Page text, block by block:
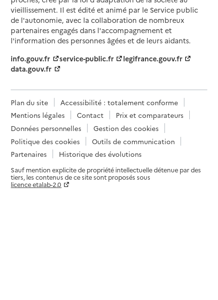
vieillissement. Il est édité et animé par le Service public
de l'autonomie, avec la collaboration de nombreux
partenaires engagés dans l'accompagnement et
l'information des personnes âgées et de leurs aidants.
info.gouv.fr
service-public.fr
legifrance.gouv.fr
data.gouv.fr
Plan du site
Accessibilité : totalement conforme
Mentions légales
Contact
Prix et comparateurs
Données personnelles
Gestion des cookies
Politique des cookies
Outils de communication
Partenaires
Historique des évolutions
Sauf mention explicite de propriété intellectuelle détenue par des
tiers, les contenus de ce site sont proposés sous
licence etalab-2.0